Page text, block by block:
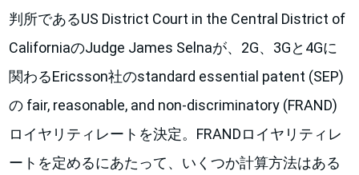
判所であるUS District Court in the Central District of
CaliforniaのJudge James Selnaが、2G、3Gと4Gに
関わるEricsson社のstandard essential patent (SEP)
の fair, reasonable, and non-discriminatory (FRAND)
ロイヤリティレートを決定。FRANDロイヤリティレ
ートを定めるにあたって、いくつか計算方法はある